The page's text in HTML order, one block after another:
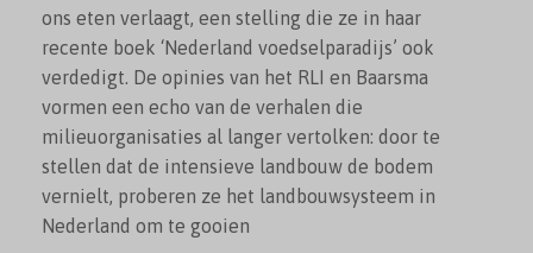
ons eten verlaagt, een stelling die ze in haar
recente boek ‘Nederland voedselparadijs’ ook
verdedigt. De opinies van het RLI en Baarsma
vormen een echo van de verhalen die
milieuorganisaties al langer vertolken: door te
stellen dat de intensieve landbouw de bodem
vernielt, proberen ze het landbouwsysteem in
Nederland om te gooien